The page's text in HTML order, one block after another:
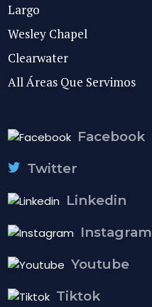
Largo
Wesley Chapel
Clearwater
All Áreas Que Servimos
Facebook
Twitter
Linkedin
Instagram
Youtube
Tiktok